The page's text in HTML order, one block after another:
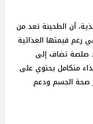
أن الطحينة تعد من
رغم قيمتها الغذائية
صلصة تضاف إلى
متكامل يحتوي على
صحة الجسم ودعم